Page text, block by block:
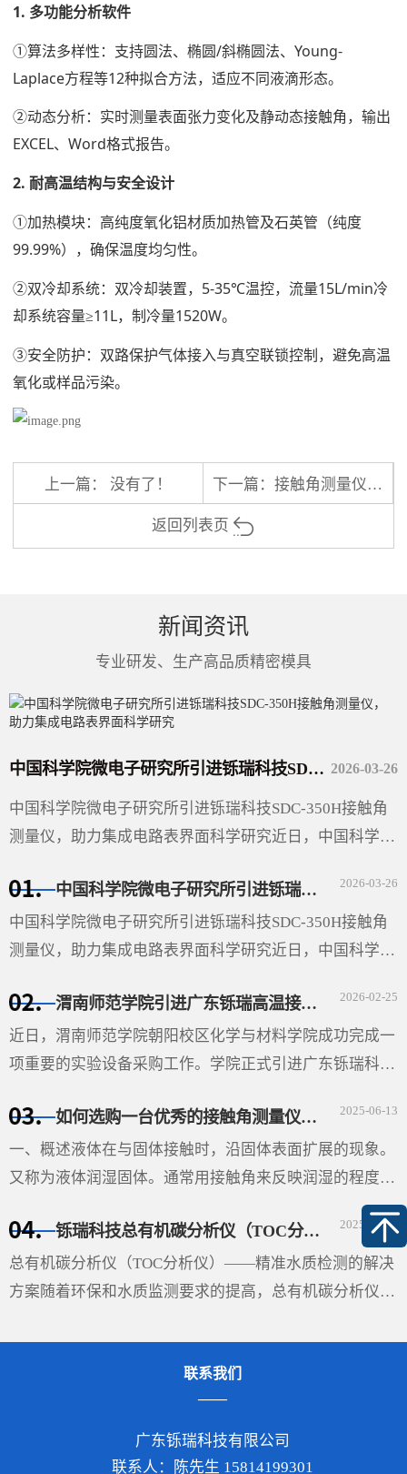
1. 多功能分析软件
①算法多样性：支持圆法、椭圆/斜椭圆法、Young-
Laplace方程等12种拟合方法，适应不同液滴形态。
②动态分析：实时测量表面张力变化及静动态接触角，输出
EXCEL、Word格式报告。
2. 耐高温结构与安全设计
①加热模块：高纯度氧化铝材质加热管及石英管（纯度
99.99%），确保温度均匀性。
②双冷却系统：双冷却装置，5-35℃温控，流量15L/min冷
却系统容量≥11L，制冷量1520W。
③安全防护：双路保护气体接入与真空联锁控制，避免高温
氧化或样品污染。
上一篇： 没有了！ 下一篇： 接触角测量仪有那些测试方法？
返回列表页
新闻资讯
专业研发、生产高品质精密模具
2026-03-26
中国科学院微电子研究所引进铄瑞科技SDC-350H接触角测量仪，助力集成电路表界面科学研究
中国科学院微电子研究所引进铄瑞科技SDC-350H接触角
测量仪，助力集成电路表界面科学研究近日，中国科学院
技有限公司···
2026-03-26
中国科学院微电子研究所引进铄瑞科技SDC-350H接触角测量仪，助力集成电路表界面科学研究
中国科学院微电子研究所引进铄瑞科技SDC-350H接触角
测量仪，助力集成电路表界面科学研究近日，中国科学院
技有限公司（以下简称“铄瑞科技”）自动倾斜接触角测···
2026-02-25
渭南师范学院引进广东铄瑞高温接触角测量仪，助力材料表面科学研究
近日，渭南师范学院朝阳校区化学与材料学院成功完成一
项重要的实验设备采购工作。学院正式引进广东铄瑞科技
350SE），并根据高温科研需求特别定制了高温平台。该
设备的···
2025-06-13
如何选购一台优秀的接触角测量仪-铄瑞科技教您选型
一、概述液体在与固体接触时，沿固体表面扩展的现象。
又称为液体润湿固体。通常用接触角来反映润湿的程度。
在液、固和气三相的交界处作液体表面的切线与固体表面
的切线（如图），两切线通过液体内部所成的夹角θ即称
···
2025-08-07
铄瑞科技总有机碳分析仪（TOC分析仪）——精准水质检测的解决方案
总有机碳分析仪（TOC分析仪）——精准水质检测的解决
方案随着环保和水质监测要求的提高，总有机碳分析仪
保、制药、食品和水处理领域，具有重要的应用价值。
联系我们
广东铄瑞科技有限公司
联系人：陈先生 15814199301